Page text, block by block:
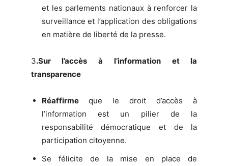
et les parlements nationaux à renforcer la
surveillance et l’application des obligations
en matière de liberté de la presse.
3.Sur l’accès à l’information et la
transparence
Réaffirme que le droit d’accès à
l’information est un pilier de la
responsabilité démocratique et de la
participation citoyenne.
Se félicite de la mise en place de